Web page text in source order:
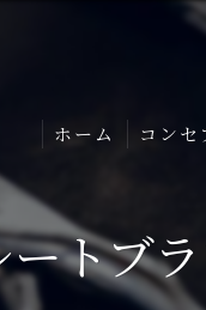
ホーム コンセ
ートブ